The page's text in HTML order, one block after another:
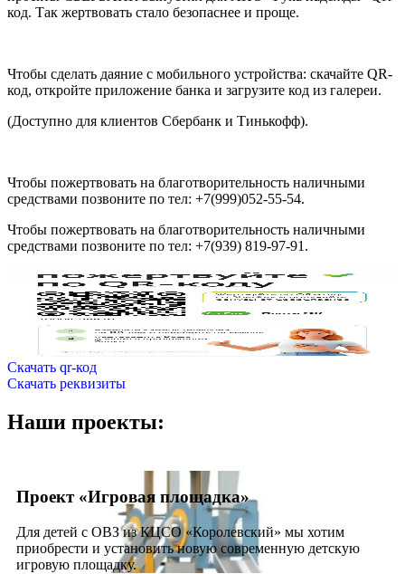
код. Так жертвовать стало безопаснее и проще.
Чтобы сделать даяние с мобильного устройства: скачайте QR-
код, откройте приложение банка и загрузите код из галереи.
(Доступно для клиентов Сбербанк и Тинькофф).
Чтобы пожертвовать на благотворительность наличными
средствами позвоните по тел: +7(999)052-55-54.
Чтобы пожертвовать на благотворительность наличными
средствами позвоните по тел: +7(939) 819-97-91.
Скачать qr-код
Скачать реквизиты
Наши проекты:
Проект «Игровая площадка»
Для детей с ОВЗ из КЦСО «Королевский» мы хотим
приобрести и установить новую современную детскую
игровую площадку.